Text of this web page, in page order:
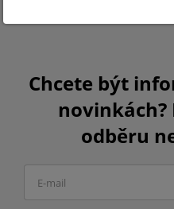
Chcete být
novinkách?
odběru